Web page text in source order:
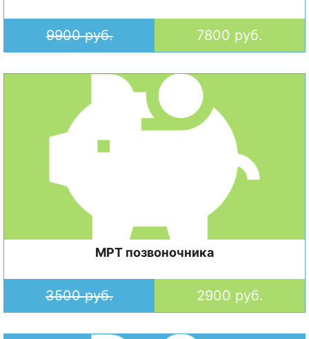
9900 руб. 7800 руб.
МРТ позвоночника
3500 руб. 2900 руб.